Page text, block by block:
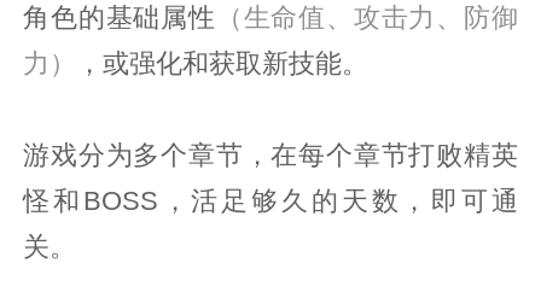
角色的基础属性 （生命值、攻击力、防御
力）
，或强化和获取新技能。
游戏分为多个章节，在每个章节打败精英
怪和BOSS，活足够久的天数，即可通
关。